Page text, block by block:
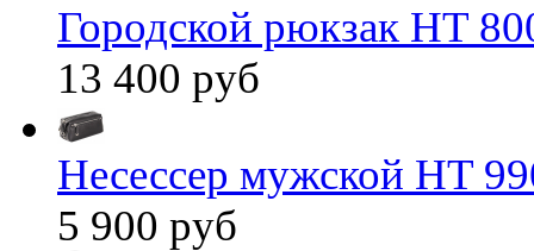
Городской рюкзак HT
13 400 руб
Несессер мужской HT
5 900 руб